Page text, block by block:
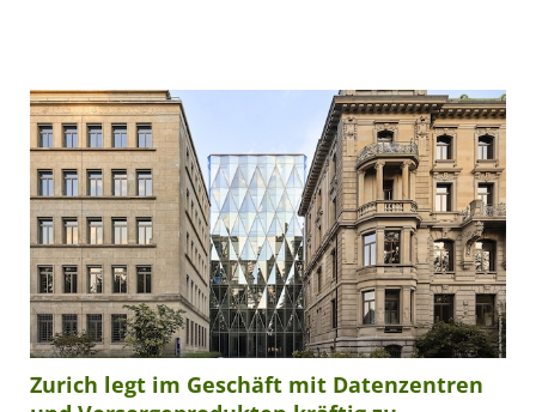
Zurich legt im Geschäft mit Datenzentren